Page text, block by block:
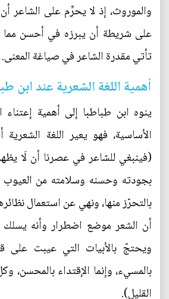
والموروث، إذ لا يحرِّم على الشاعر
على شريطة أن يبرزه في أحسن مما
تأتي مقدرة الشاعر في صياغة المعنى.
أهمية اللغة الشعرية عند ابن
ينوه ابن طباطبا إلى أهمية إعتناء
الأساسية، فهو يعير اللغة
(فينبغي للشاعر في عصرنا أن لَا
بجودته وحسنه وسلامته من العيوب
بالتحرّز منها، ونهي عن استعمال
أن الشعر موضع اضطرار وأنه
ويحتجّ بالأبيات التي عيبت على
بالمسيء، وإنما الإقتداء بالمحسن،
القليل).